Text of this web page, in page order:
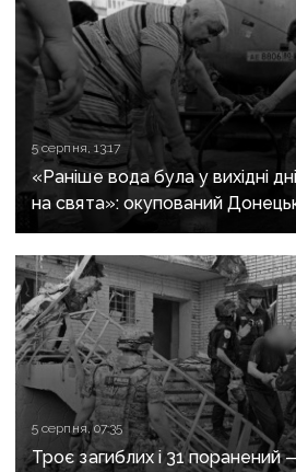
5 серпня, 13:17
«Раніше вода була у вихідні
на свята»: окупований
без води
5 серпня, 07:35
Троє загиблих і 31 поранений